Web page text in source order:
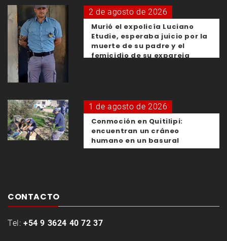
2 de agosto de 2026
Murió el expolicía Luciano
Etudie, esperaba juicio por la
muerte de su padre y el
femicidio de su expareja
1 de agosto de 2026
Conmoción en Quitilipi:
encuentran un cráneo
humano en un basural
CONTACTO
Tel: +54 9 3624 40 72 37